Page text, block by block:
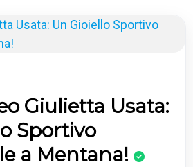
Giulietta Usata:
Sportivo
a Mentana!